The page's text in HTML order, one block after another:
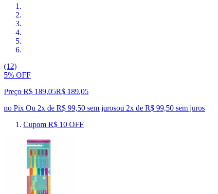
(12)
5% OFF
Preço R$ 189,05R$ 189,05
no Pix Ou 2x de R$ 99,50 sem jurosou 2x de R$ 99,50 sem juros
Cupom R$ 10 OFF